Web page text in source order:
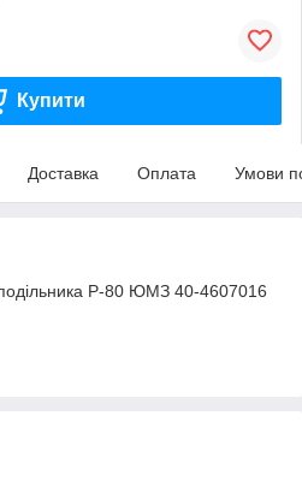
Купити
Доставка Оплата Умови
Р-80 ЮМЗ 40-4607016